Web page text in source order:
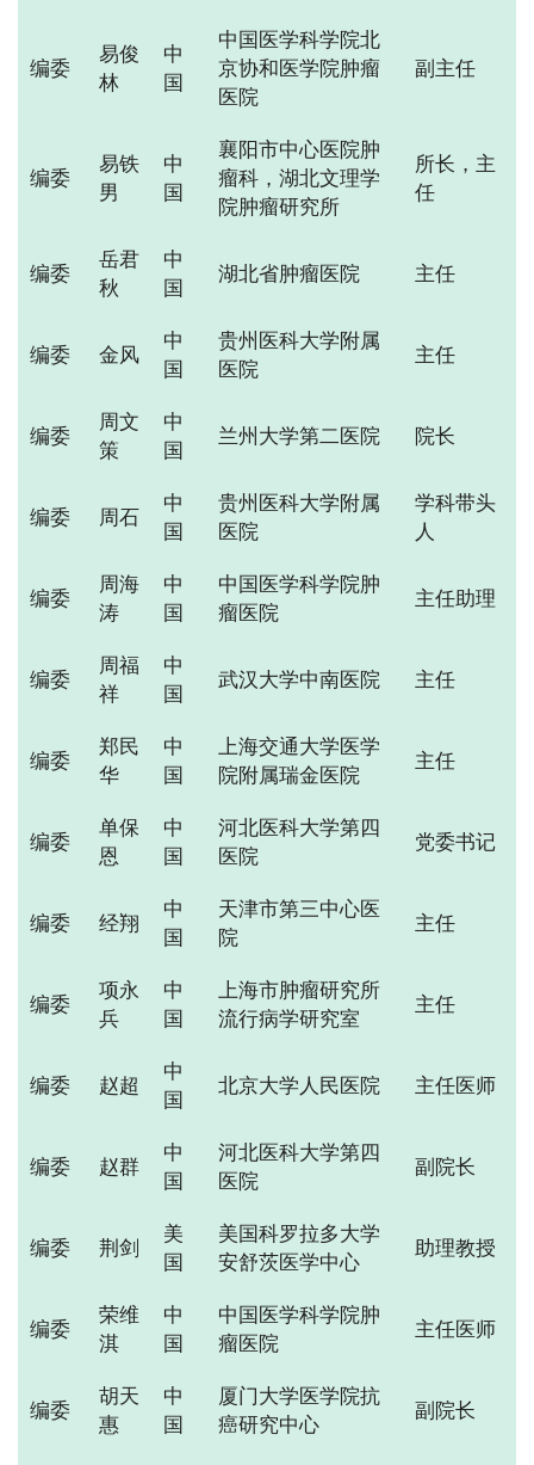
编委
易俊
林
中
国
中国医学科学院北
京协和医学院肿瘤
医院
副主任
编委
易铁
男
中
国
襄阳市中心医院肿
瘤科，湖北文理学
院肿瘤研究所
所长，主
任
编委
岳君
秋
中
国
湖北省肿瘤医院 主任
编委 金风
中
国
贵州医科大学附属
医院
主任
编委
周文
策
中
国
兰州大学第二医院 院长
编委 周石
中
国
贵州医科大学附属
医院
学科带头
人
编委
周海
涛
中
国
中国医学科学院肿
瘤医院
主任助理
编委
周福
祥
中
国
武汉大学中南医院 主任
编委
郑民
华
中
国
上海交通大学医学
院附属瑞金医院
主任
编委
单保
恩
中
国
河北医科大学第四
医院
党委书记
编委 经翔
中
国
天津市第三中心医
院
主任
编委
项永
兵
中
国
上海市肿瘤研究所
流行病学研究室
主任
编委 赵超
中
国
北京大学人民医院 主任医师
编委 赵群
中
国
河北医科大学第四
医院
副院长
编委 荆剑
美
国
美国科罗拉多大学
安舒茨医学中心
助理教授
编委
荣维
淇
中
国
中国医学科学院肿
瘤医院
主任医师
编委
胡天
惠
中
国
厦门大学医学院抗
癌研究中心
副院长